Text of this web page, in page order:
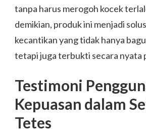
tanpa harus merogoh kocek
demikian, produk ini menjadi
kecantikan yang tidak hanya
tetapi juga terbukti secara nyata
Testimoni
Kepuasan dalam
Tetes